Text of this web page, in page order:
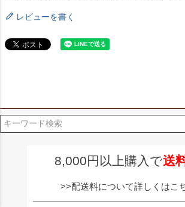
レビューを書く
8,000円以上購入で送
>>配送料について詳しくはこ